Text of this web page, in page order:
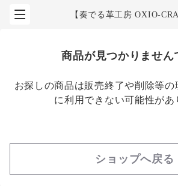
【奏でる革工房 OXIO-
商品が見つかりません
お探しの商品は販売終了や削除等
に利用できない可能性があ
ショップへ戻る